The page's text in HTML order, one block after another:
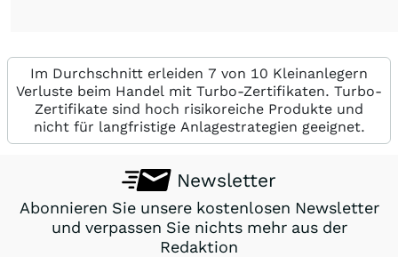
Im Durchschnitt erleiden 7 von 10 Kleinanlegern
Verluste beim Handel mit Turbo-Zertifikaten. Turbo-
Zertifikate sind hoch risikoreiche Produkte und
nicht für langfristige Anlagestrategien geeignet.
Newsletter
Abonnieren Sie unsere kostenlosen Newsletter
und verpassen Sie nichts mehr aus der
Redaktion